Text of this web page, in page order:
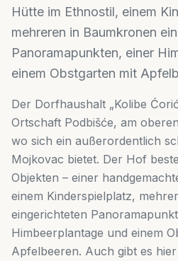
Hütte im Ethnostil, einem
mehreren in Baumkronen
Panoramapunkten, einer
einem Obstgarten mit
Der Dorfhaushalt „Kolibe
Ortschaft Podbišće, am
wo sich ein außerordentlich
Mojkovac bietet. Der Hof
Objekten – einer
einem Kinderspielplatz,
eingerichteten
Himbeerplantage und einem
Apfelbeeren. Auch gibt es